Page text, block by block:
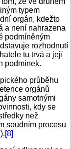
typem
orgán, kdežto
a není nahrazena
podmíněným
rozhodnutí
tu trvá a její
podmínek.
průběhu
orgánů
samotnými
kdy se
než
soudním procesu
[8]